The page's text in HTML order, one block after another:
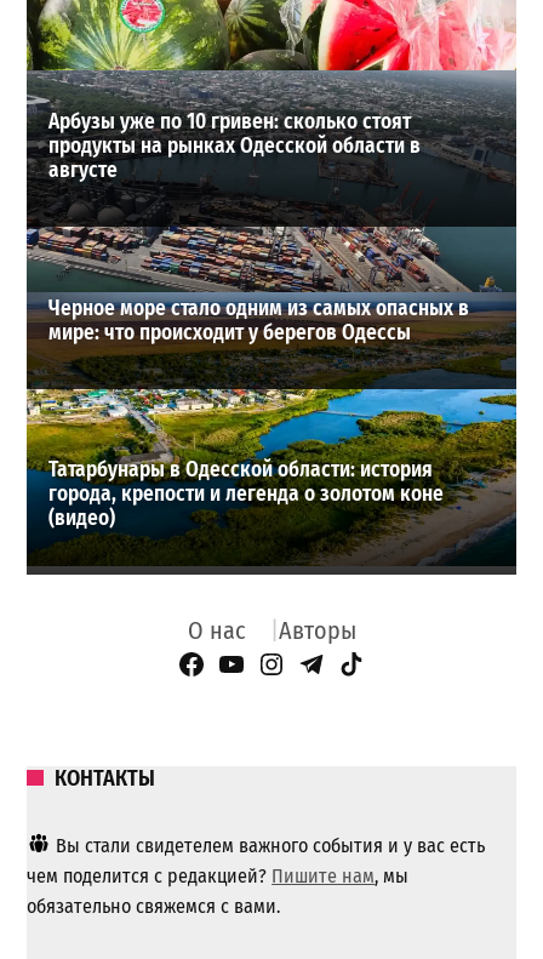
02-08-2026 в 22:15
ВИБОР РЕДАКЦИИ
Арбузы уже по 10 гривен: сколько стоят
продукты на рынках Одесской области в
августе
Черное море стало одним из самых опасных в
мире: что происходит у берегов Одессы
Татарбунары в Одесской области: история
города, крепости и легенда о золотом коне
(видео)
О нас Авторы
Facebook Page
YouTube
Instagram
Telegram
TikTok
КОНТАКТЫ
Вы стали свидетелем важного события и у вас есть
чем поделится с редакцией? Пишите нам, мы
обязательно свяжемся с вами.